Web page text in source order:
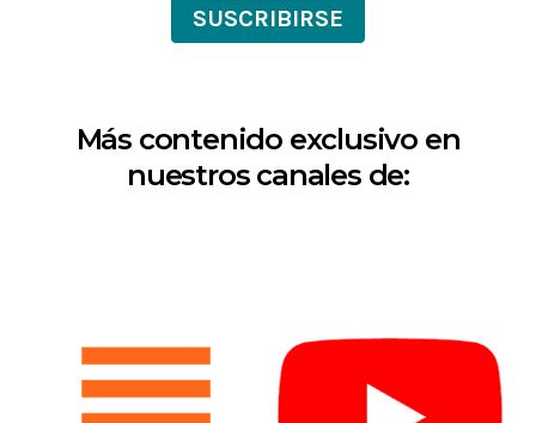
SUSCRIBIRSE
Más contenido exclusivo en
nuestros canales de: